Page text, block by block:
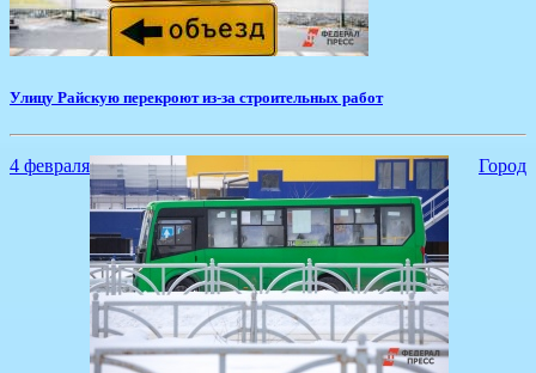
Улицу Райскую перекроют из-за строительных работ
4 февраля Город